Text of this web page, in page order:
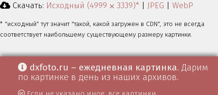
Скачать: Исходный (4999 ⨉ 3339)* JPEG WebP
* "исходный" тут значит "такой, какой загружен в CDN", это не всегда
соответствует наибольшему существующему размеру картинки.
dxfoto.ru – ежедневная картинка. Дарим
по картинке в день из наших архивов.